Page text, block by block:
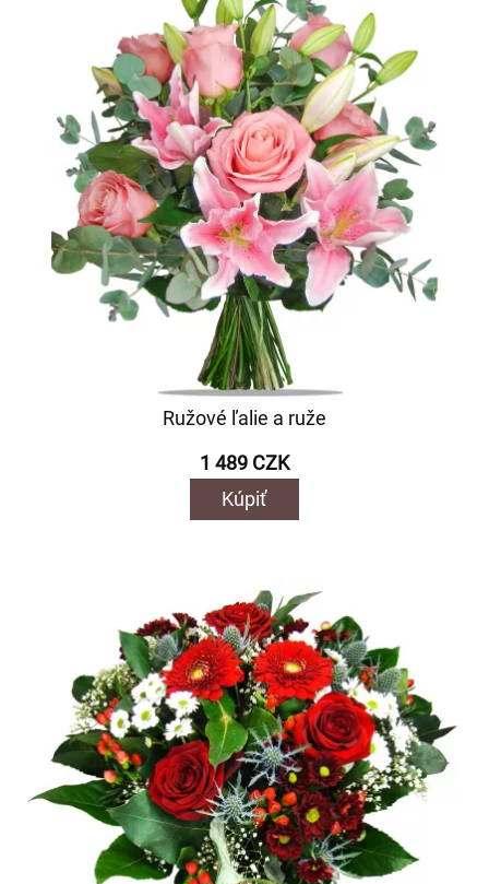
Ružové ľalie a ruže
1 489 CZK
Kúpiť